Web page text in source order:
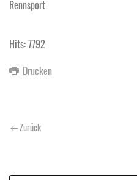
Rennsport
Hits: 7792
Drucken
Zurück